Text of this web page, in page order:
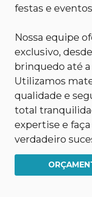
festas e
Nossa equipe
exclusivo,
brinquedo até
Utilizamos
qualidade e
total
expertise e
verdadeiro